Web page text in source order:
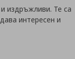
издръжливи. Те са
интересен и